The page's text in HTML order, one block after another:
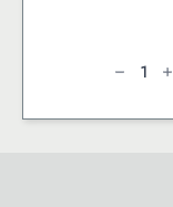
etikett
ø8
mängd